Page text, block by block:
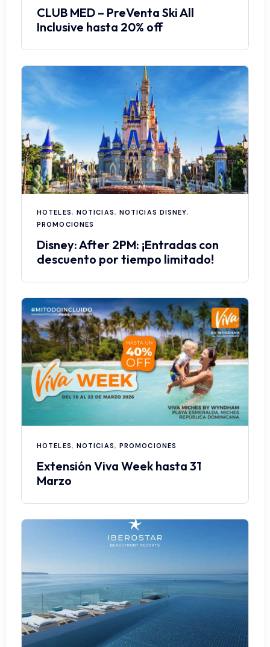
CLUB MED – PreVenta Ski All
Inclusive hasta 20% off
HOTELES, NOTICIAS, NOTICIAS DISNEY,
PROMOCIONES
Disney: After 2PM: ¡Entradas con
descuento por tiempo limitado!
HOTELES, NOTICIAS, PROMOCIONES
Extensión Viva Week hasta 31
Marzo